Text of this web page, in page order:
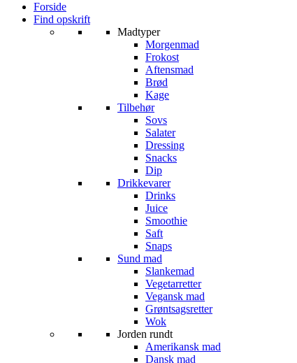
Forside
Find opskrift
Madtyper
Morgenmad
Frokost
Aftensmad
Brød
Kage
Tilbehør
Sovs
Salater
Dressing
Snacks
Dip
Drikkevarer
Drinks
Juice
Smoothie
Saft
Snaps
Sund mad
Slankemad
Vegetarretter
Vegansk mad
Grøntsagsretter
Wok
Jorden rundt
Amerikansk mad
Dansk mad